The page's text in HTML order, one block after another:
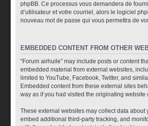
phpBB. Ce processus vous demandera de
d’utilisateur et votre courriel, alors le logiciel
nouveau mot de passe qui vous permettra de
EMBEDDED CONTENT FROM OTHER
“Forum airhuile” may include posts or content
embedded material from external websites,
limited to YouTube, Facebook, Twitter, and
Embedded content from these external sites
way as if you had visited the originating website
These external websites may collect data about
embed additional third-party tracking, and